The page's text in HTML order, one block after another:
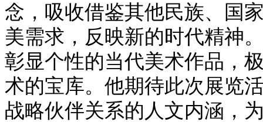
念，吸收借鉴其他民族、国
美需求，反映新的时代精神
彰显个性的当代美术作品，
术的宝库。他期待此次展览
战略伙伴关系的人文内涵，